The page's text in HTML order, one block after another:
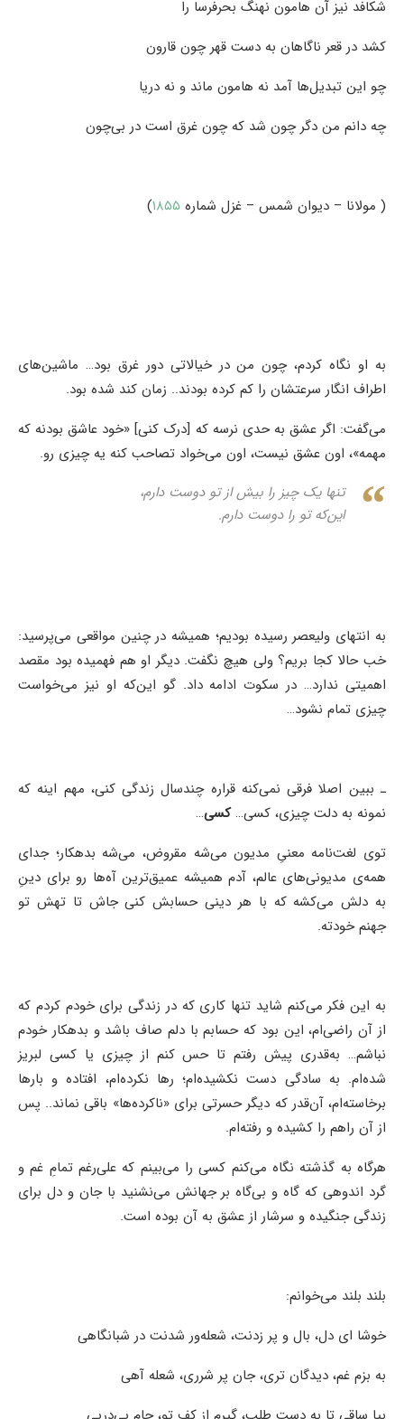
شکافد نیز آن هامون نهنگ بحرفرسا را
کشد در قعر ناگاهان به دست قهر چون قارون
چو این تبدیل‌ها آمد نه هامون ماند و نه دریا
چه دانم من دگر چون شد که چون غرق است در بی‌چون
( مولانا – دیوان شمس – غزل شماره ۱۸۵۵)
به او نگاه کردم، چون من در خیالاتی دور غرق بود… ماشین‌های
اطراف انگار سرعتشان را کم کرده بودند.. زمان کند شده بود.
می‌گفت: اگر عشق به حدی نرسه که [درک کنی] «خود عاشق بودنه که
مهمه»، اون عشق نیست، اون می‌خواد تصاحب کنه یه چیزی رو.
تنها یک چیز را بیش‌ از تو دوست دارم،‌
این‌که تو را دوست دارم.
به انتهای ولیعصر رسیده بودیم؛ همیشه در چنین مواقعی می‌پرسید:
خب حالا کجا بریم؟ ولی هیچ نگفت. دیگر او هم فهمیده بود مقصد
اهمیتی ندارد… در سکوت ادامه داد. گو این‌که او نیز می‌خواست
چیزی تمام نشود…
ـ ببین اصلا فرقی نمی‌کنه قراره چندسال زندگی کنی، مهم اینه که
نمونه به دلت چیزی، کسی…کسی…
توی لغت‌نامه معنیِ مدیون می‌شه مقروض، می‌شه بدهکار؛ جدای
همه‌ی مدیونی‌های عالم، آدم همیشه عمیق‌ترین آه‌ها رو برای دینِ‌
به دلش می‌کشه که با هر دینی حسابش کنی جاش تا تهش تو
جهنم خودته.
به این فکر می‌کنم شاید تنها کاری که در زندگی برای خودم کردم که
از آن راضی‌ام، این بود که حسابم با دلم صاف باشد و بدهکار خودم
نباشم… به‌قدری پیش رفتم تا حس کنم از چیزی یا کسی لبریز
شده‌ام. به سادگی دست نکشیده‌ام؛ رها نکرده‌ام،‌ افتاده و بارها
برخاسته‌ام، آن‌قدر که دیگر حسرتی برای «ناکرده‌ها» باقی نماند.. پس
از آن راهم را کشیده و رفته‌ام.
هرگاه به گذشته نگاه می‌کنم کسی را می‌بینم که علی‌رغم تمامِ غم و
گرد اندوهی که گاه و بی‌گاه بر جهانش می‌نشنید با جان و دل برای
زندگی جنگیده و سرشار از عشق به آن بوده است.
بلند بلند می‌خوانم:
خوشا ای دل، بال و پر زدنت، شعله‌ور شدنت در شبانگاهی
به بزم غم، دیدگان تری، جان پر شرری، شعله آهی